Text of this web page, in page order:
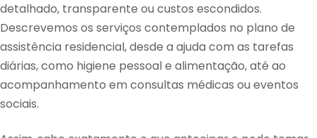
detalhado, transparente ou custos escondidos.
Descrevemos os serviços contemplados no plano de
assistência residencial, desde a ajuda com as tarefas
diárias, como higiene pessoal e alimentação, até ao
acompanhamento em consultas médicas ou eventos
sociais.